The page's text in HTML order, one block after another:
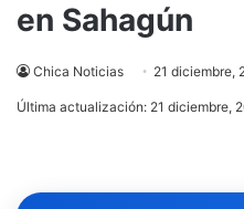
en Sahagún
Chica Noticias 21 diciembre,
Última actualización: 21 diciembre,